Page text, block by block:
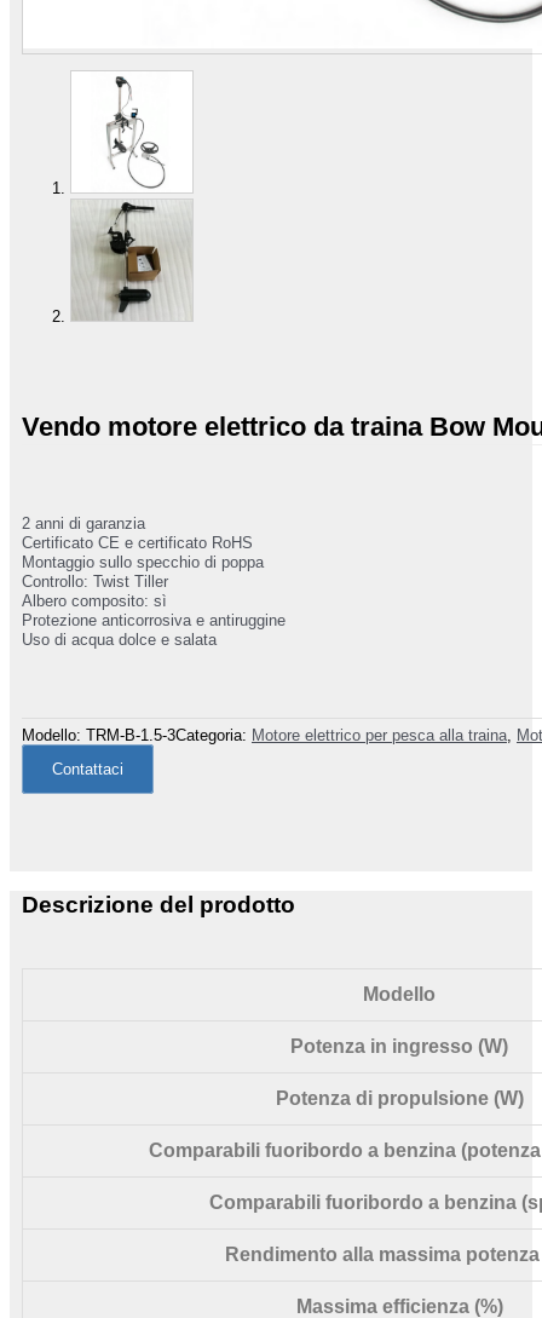
Vendo motore elettrico da traina Bow
2 anni di garanzia
Certificato CE e certificato RoHS
Montaggio sullo specchio di poppa
Controllo: Twist Tiller
Albero composito: sì
Protezione anticorrosiva e antiruggine
Uso di acqua dolce e salata
Modello: TRM-B-1.5-3Categoria: Motore elettrico per pesca alla traina,
Contattaci
Descrizione del prodotto
Modello
Potenza in ingresso (W)
Potenza di propulsione (W)
Comparabili fuoribordo a benzina
Comparabili fuoribordo a benzina
Rendimento alla massima potenza
Massima efficienza (%)